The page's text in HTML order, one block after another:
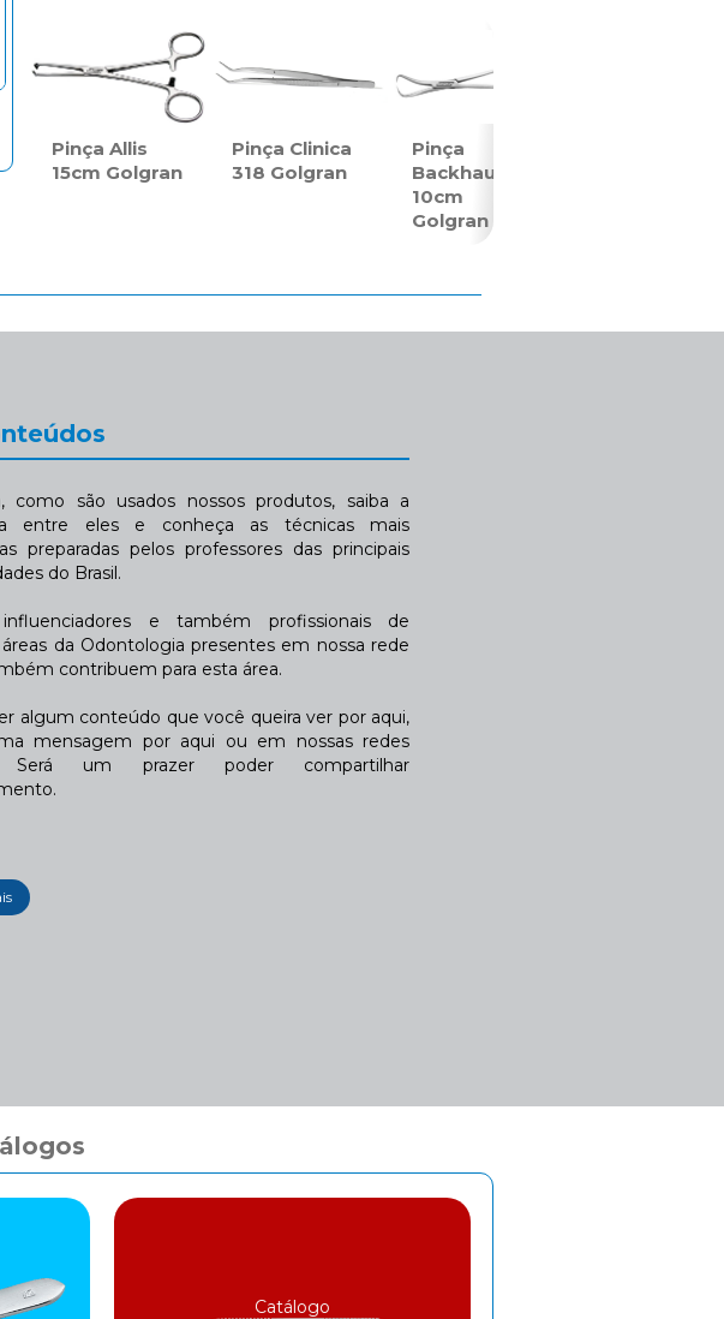
Pinça Allis
15cm Golgran
Pinça Clinica
318 Golgran
Pinça
Backhaus
10cm
Golgran
como são usados nossos produtos, saiba a
entre eles e conheça as técnicas mais
preparadas pelos professores das principais
do Brasil.
e também profissionais de
áreas da Odontologia presentes em nossa rede
contribuem para esta área.
algum conteúdo que você queira ver por aqui,
mensagem por aqui ou em nossas redes
Será um prazer poder compartilhar
Catálogo